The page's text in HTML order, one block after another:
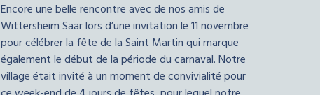
Encore une belle rencontre avec de nos amis de
Wittersheim Saar lors d’une invitation le 11 novembre
pour célébrer la fête de la Saint Martin qui marque
également le début de la période du carnaval. Notre
village était invité à un moment de convivialité pour